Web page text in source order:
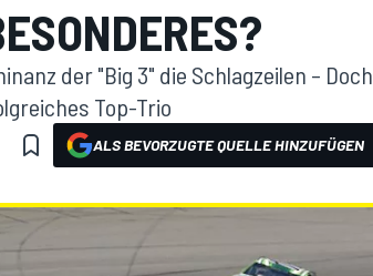
der "Big 3" die Schlagzeilen – Doch
Top-Trio
ALS BEVORZUGTE QUELLE HINZUFÜGEN